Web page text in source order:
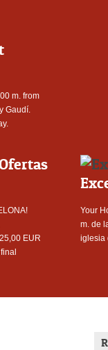
m. from
Gaudí.
EUR
Your
m. de
iglesia